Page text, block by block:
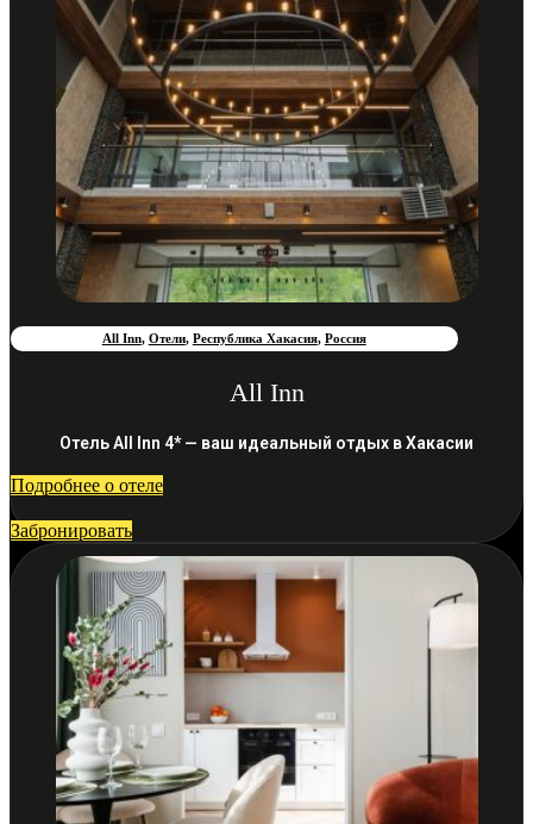
All Inn, Отели, Республика Хакасия, Россия
All Inn
Отель All Inn 4* — ваш идеальный отдых в Хакасии
Подробнее о отеле
Забронировать